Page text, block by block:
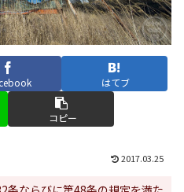
はてブ
コピー
2017.03.25